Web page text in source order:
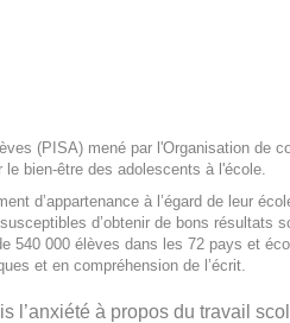
(PISA) mené par l'Organisation de
bien-être des adolescents à l'école.
d’appartenance à l’égard de leur
d’obtenir de bons résultats
540 000 élèves dans les 72 pays et
et en compréhension de l’écrit.
l’anxiété à propos du travail